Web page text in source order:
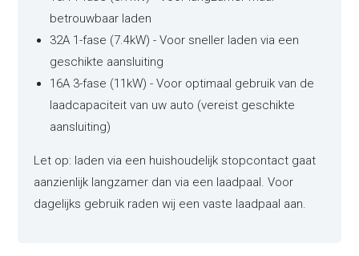
betrouwbaar laden
32A 1-fase (7.4kW) - Voor sneller laden via een
geschikte aansluiting
16A 3-fase (11kW) - Voor optimaal gebruik van de
laadcapaciteit van uw auto (vereist geschikte
aansluiting)
Let op: laden via een huishoudelijk stopcontact gaat
aanzienlijk langzamer dan via een laadpaal. Voor
dagelijks gebruik raden wij een vaste laadpaal aan.